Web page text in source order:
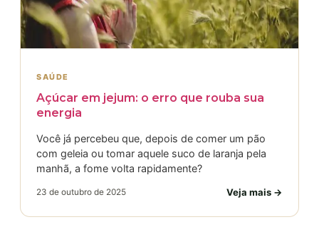
SAÚDE
Açúcar em jejum: o erro que rouba sua
energia
Você já percebeu que, depois de comer um pão
com geleia ou tomar aquele suco de laranja pela
manhã, a fome volta rapidamente?
23 de outubro de 2025 Veja mais →